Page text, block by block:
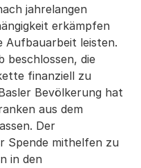
jahrelangen
erkämpfen
Aufbauarbeit leisten.
beschlossen, die
finanziell zu
Bevölkerung hat
aus dem
Der
Spende mithelfen zu
in den